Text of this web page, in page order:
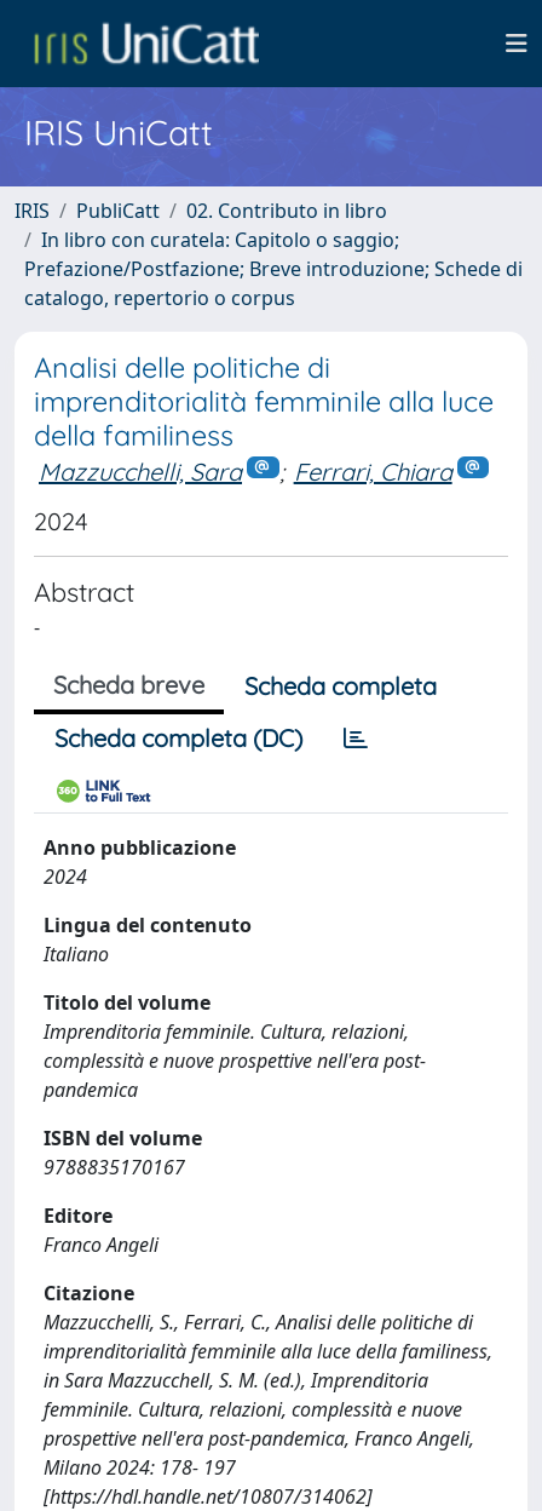
IRIS UniCatt
IRIS PubliCatt
02. Contributo in libro
In libro con curatela: Capitolo o saggio;
Prefazione/Postfazione; Breve introduzione; Schede di
catalogo, repertorio o corpus
Analisi delle politiche di
imprenditorialità femminile alla luce
della familiness
Mazzucchelli, Sara ; Ferrari, Chiara
2024
Abstract
-
Scheda breve
Scheda completa
Scheda completa (DC)
Anno pubblicazione
2024
Lingua del contenuto
Italiano
Titolo del volume
Imprenditoria femminile. Cultura, relazioni,
complessità e nuove prospettive nell'era post-
pandemica
ISBN del volume
9788835170167
Editore
Franco Angeli
Citazione
Mazzucchelli, S., Ferrari, C., Analisi delle politiche di
imprenditorialità femminile alla luce della familiness,
in Sara Mazzucchell, S. M. (ed.), Imprenditoria
femminile. Cultura, relazioni, complessità e nuove
prospettive nell'era post-pandemica, Franco Angeli,
Milano 2024: 178- 197
[https://hdl.handle.net/10807/314062]